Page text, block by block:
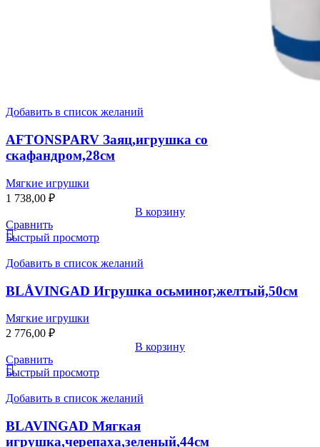
Добавить в список желаний
AFTONSPARV Заяц,игрушка со
скафандром,28см
Мягкие игрушки
1 738,00 ₽
В корзину
Сравнить
Быстрый просмотр
Добавить в список желаний
BLÅVINGAD Игрушка осьминог,желтый,50см
Мягкие игрушки
2 776,00 ₽
В корзину
Сравнить
Быстрый просмотр
Добавить в список желаний
BLAVINGAD Мягкая
игрушка,черепаха,зеленый,44см